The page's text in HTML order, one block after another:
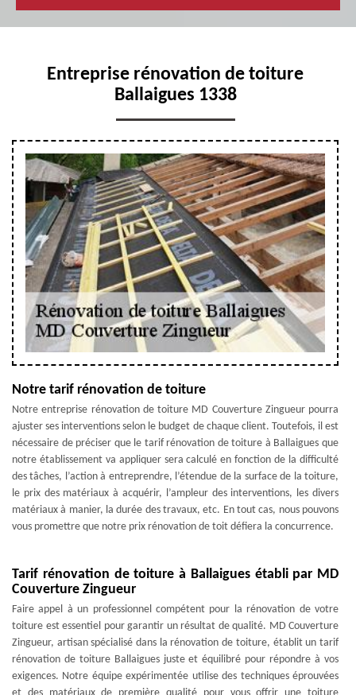
Entreprise rénovation de toiture
Ballaigues 1338
Notre tarif rénovation de toiture
Notre entreprise rénovation de toiture MD Couverture Zingueur pourra
ajuster ses interventions selon le budget de chaque client. Toutefois, il est
nécessaire de préciser que le tarif rénovation de toiture à Ballaigues que
notre établissement va appliquer sera calculé en fonction de la difficulté
des tâches, l’action à entreprendre, l’étendue de la surface de la toiture,
le prix des matériaux à acquérir, l’ampleur des interventions, les divers
matériaux à manier, la durée des travaux, etc. En tout cas, nous pouvons
vous promettre que notre prix rénovation de toit défiera la concurrence.
Tarif rénovation de toiture à Ballaigues établi par MD
Couverture Zingueur
Faire appel à un professionnel compétent pour la rénovation de votre
toiture est essentiel pour garantir un résultat de qualité. MD Couverture
Zingueur, artisan spécialisé dans la rénovation de toiture, établit un tarif
rénovation de toiture Ballaigues juste et équilibré pour répondre à vos
exigences. Notre équipe expérimentée utilise des techniques éprouvées